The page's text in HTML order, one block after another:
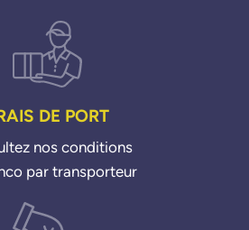
DE PORT
nos conditions
par transporteur